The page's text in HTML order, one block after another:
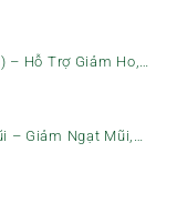
– Hỗ Trợ Giảm Ho,
– Giảm Ngạt Mũi,